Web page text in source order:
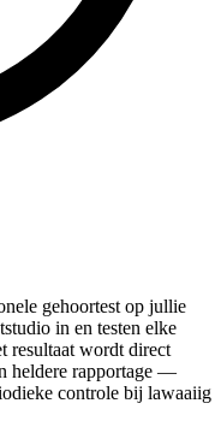
gehoortest op jullie
in en testen elke
resultaat wordt direct
heldere rapportage —
controle bij lawaaiig